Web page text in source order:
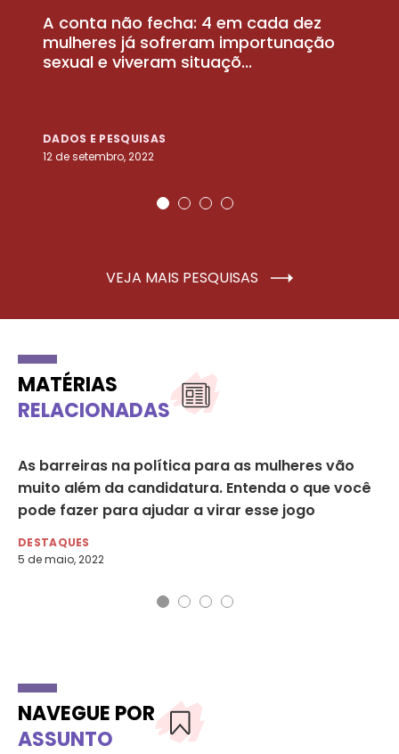
A conta não fecha: 4 em cada dez
mulheres já sofreram importunação
sexual e viveram situaçõ...
DADOS E PESQUISAS
12 de setembro, 2022
VEJA MAIS PESQUISAS
MATÉRIAS
RELACIONADAS
As barreiras na política para as mulheres vão
muito além da candidatura. Entenda o que você
pode fazer para ajudar a virar esse jogo
DESTAQUES
5 de maio, 2022
NAVEGUE POR
ASSUNTO